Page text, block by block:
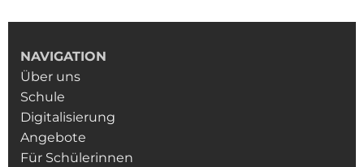
NAVIGATION
Über uns
Schule
Digitalisierung
Angebote
Für Schülerinnen